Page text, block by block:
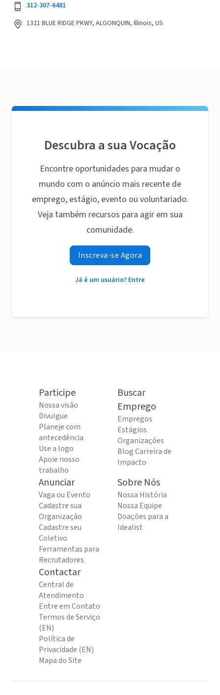
312-307-6481
1321 BLUE RIDGE PKWY, ALGONQUIN, Illinois, US
Descubra a sua Vocação
Encontre oportunidades para mudar o
mundo com o anúncio mais recente de
emprego, estágio, evento ou voluntariado.
Veja também recursos para agir em sua
comunidade.
Inscreva-se Agora
Já é um usuário? Entre
Participe
Nossa visão
Divulgue
Planeje com
antecedência
Use a logo
Apoie nosso
trabalho
Buscar
Emprego
Empregos
Estágios
Organizações
Blog Carreira de
Impacto
Anunciar
Vaga ou Evento
Cadastre sua
Organização
Cadastre seu
Coletivo
Ferramentas para
Recrutadores
Sobre Nós
Nossa História
Nossa Equipe
Doações para a
Idealist
Contactar
Central de
Atendimento
Entre em Contato
Termos de Serviço
(EN)
Política de
Privacidade (EN)
Mapa do Site